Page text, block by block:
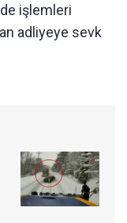
işlemleri
adliyeye sevk